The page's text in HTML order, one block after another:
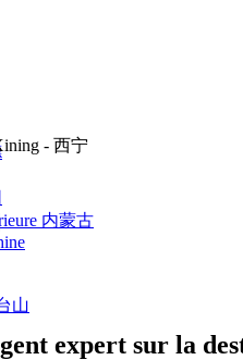
内蒙古
山
- 西宁
expert sur la